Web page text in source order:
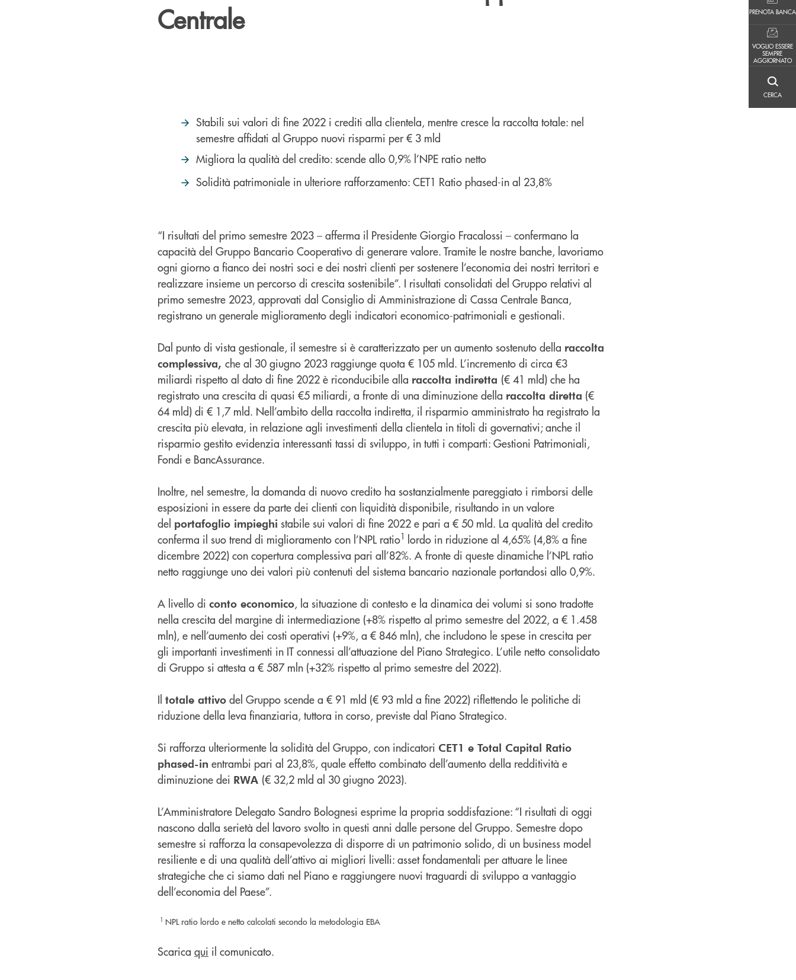
PRENOTA BANCA
VOGLIO ESSERE
SEMPRE
AGGIORNATO
CERCA
Centrale
Stabili sui valori di fine 2022 i crediti alla clientela, mentre cresce la raccolta totale: nel
semestre affidati al Gruppo nuovi risparmi per € 3 mld
Migliora la qualità del credito: scende allo 0,9% l’NPE ratio netto
Solidità patrimoniale in ulteriore rafforzamento: CET1 Ratio phased-in al 23,8%
“I risultati del primo semestre 2023 – afferma il Presidente Giorgio Fracalossi – confermano la
capacità del Gruppo Bancario Cooperativo di generare valore. Tramite le nostre banche, lavoriamo
ogni giorno a fianco dei nostri soci e dei nostri clienti per sostenere l’economia dei nostri territori e
realizzare insieme un percorso di crescita sostenibile”. I risultati consolidati del Gruppo relativi al
primo semestre 2023, approvati dal Consiglio di Amministrazione di Cassa Centrale Banca,
registrano un generale miglioramento degli indicatori economico-patrimoniali e gestionali.
Dal punto di vista gestionale, il semestre si è caratterizzato per un aumento sostenuto della raccolta
complessiva, che al 30 giugno 2023 raggiunge quota € 105 mld. L’incremento di circa €3
miliardi rispetto al dato di fine 2022 è riconducibile alla raccolta indiretta (€ 41 mld) che ha
registrato una crescita di quasi €5 miliardi, a fronte di una diminuzione della raccolta diretta (€
64 mld) di € 1,7 mld. Nell’ambito della raccolta indiretta, il risparmio amministrato ha registrato la
crescita più elevata, in relazione agli investimenti della clientela in titoli di governativi; anche il
risparmio gestito evidenzia interessanti tassi di sviluppo, in tutti i comparti: Gestioni Patrimoniali,
Fondi e BancAssurance.
Inoltre, nel semestre, la domanda di nuovo credito ha sostanzialmente pareggiato i rimborsi delle
esposizioni in essere da parte dei clienti con liquidità disponibile, risultando in un valore
del portafoglio impieghi stabile sui valori di fine 2022 e pari a € 50 mld. La qualità del credito
conferma il suo trend di miglioramento con l’NPL ratio1 lordo in riduzione al 4,65% (4,8% a fine
dicembre 2022) con copertura complessiva pari all’82%. A fronte di queste dinamiche l’NPL ratio
netto raggiunge uno dei valori più contenuti del sistema bancario nazionale portandosi allo 0,9%.
A livello di conto economico, la situazione di contesto e la dinamica dei volumi si sono tradotte
nella crescita del margine di intermediazione (+8% rispetto al primo semestre del 2022, a € 1.458
mln), e nell’aumento dei costi operativi (+9%, a € 846 mln), che includono le spese in crescita per
gli importanti investimenti in IT connessi all’attuazione del Piano Strategico. L’utile netto consolidato
di Gruppo si attesta a € 587 mln (+32% rispetto al primo semestre del 2022).
Il totale attivo del Gruppo scende a € 91 mld (€ 93 mld a fine 2022) riflettendo le politiche di
riduzione della leva finanziaria, tuttora in corso, previste dal Piano Strategico.
Si rafforza ulteriormente la solidità del Gruppo, con indicatori CET1 e Total Capital Ratio
phased-in entrambi pari al 23,8%, quale effetto combinato dell’aumento della redditività e
diminuzione dei RWA (€ 32,2 mld al 30 giugno 2023).
L’Amministratore Delegato Sandro Bolognesi esprime la propria soddisfazione: “I risultati di oggi
nascono dalla serietà del lavoro svolto in questi anni dalle persone del Gruppo. Semestre dopo
semestre si rafforza la consapevolezza di disporre di un patrimonio solido, di un business model
resiliente e di una qualità dell’attivo ai migliori livelli: asset fondamentali per attuare le linee
strategiche che ci siamo dati nel Piano e raggiungere nuovi traguardi di sviluppo a vantaggio
dell’economia del Paese”.
1 NPL ratio lordo e netto calcolati secondo la metodologia EBA
Scarica qui il comunicato.